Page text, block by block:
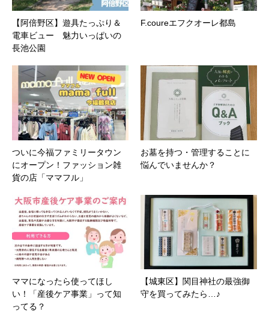
【阿倍野区】遊具たっぷり＆
電車ビュー 魅力いっぱいの
長池公園
F.coureエフクオーレ都島
ついに今福ファミリータウン
にオープン！ファッション雑
貨の店「ママフル」
お墓を持つ・管理することに
悩んでいませんか？
ママになったら使ってほし
い！「産後ケア事業」って知
ってる？
【城東区】関目神社の最強御
守を買ってみたら…♪